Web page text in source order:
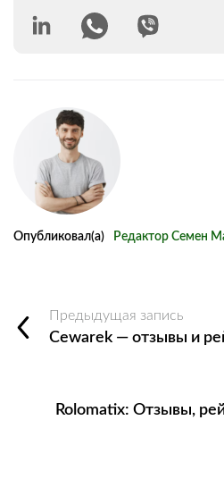
Опубликовал(а) Редактор Семен
Предыдущая запись
Cewarek — отзывы и
Rolomatix: Отзывы,